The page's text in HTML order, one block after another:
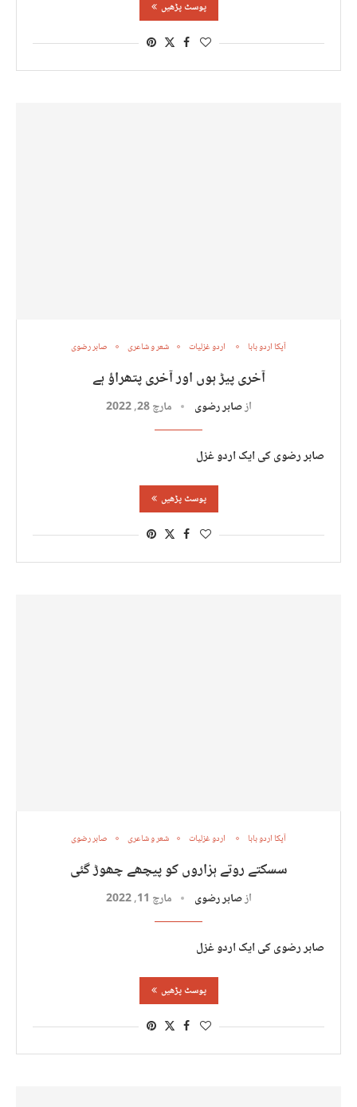
پوسٹ پڑھیں
آپکا اردو بابا اردو غزلیات شعر و شاعری صابر رضوی
آخری پیڑ ہوں اور آخری پتھراؤ ہے
ازصابر رضوی مارچ 28, 2022
صابر رضوی کی ایک اردو غزل
پوسٹ پڑھیں
آپکا اردو بابا اردو غزلیات شعر و شاعری صابر رضوی
سسکتے روتے ہزاروں کو پیچھے چھوڑ گئی
ازصابر رضوی مارچ 11, 2022
صابر رضوی کی ایک اردو غزل
پوسٹ پڑھیں